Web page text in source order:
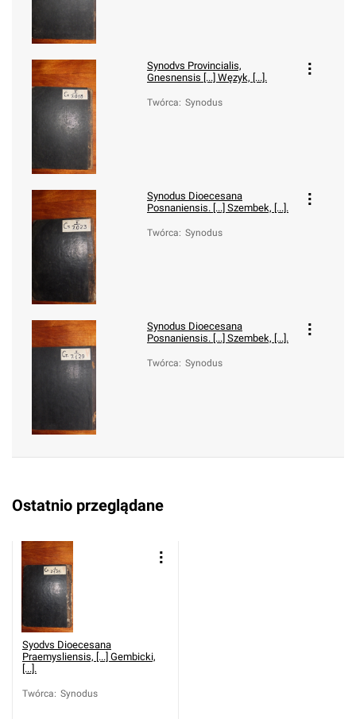
Synodvs Provincialis,
Gnesnensis [...] Węzyk, [...].
Twórca: Synodus
Synodus Dioecesana
Posnaniensis. [...] Szembek, [...].
Twórca: Synodus
Synodus Dioecesana
Posnaniensis. [...] Szembek, [...].
Twórca: Synodus
Ostatnio przeglądane
Syodvs Dioecesana
Praemysliensis, [...] Gembicki,
[...].
Twórca: Synodus